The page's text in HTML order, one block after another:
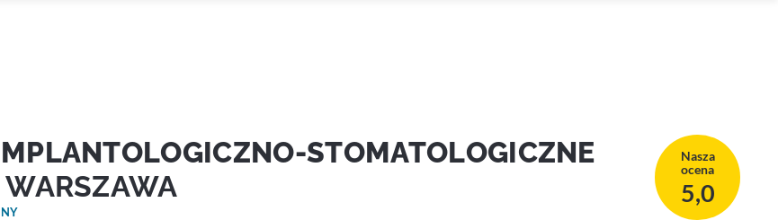
STOMATOLOGICZNE
WARSZAWA
Nasza
ocena
5,0